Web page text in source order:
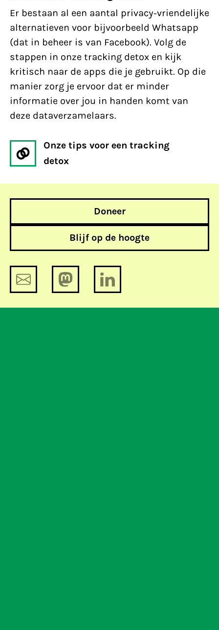
Er bestaan al een aantal privacy-vriendelijke
alternatieven voor bijvoorbeeld Whatsapp
(dat in beheer is van Facebook). Volg de
stappen in onze tracking detox en kijk
kritisch naar de apps die je gebruikt. Op die
manier zorg je ervoor dat er minder
informatie over jou in handen komt van
deze dataverzamelaars.
Onze tips voor een tracking
detox
Doneer
Blijf op de hoogte